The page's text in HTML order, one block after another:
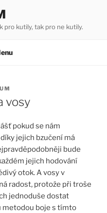
pro kutily, tak pro ne kutily.
vosy
pokud se nám
jejich bzučení má
bude
jejich hodování
otok. A vosy v
radost, protože při troše
jednoduše dostat
metodou boje s tímto